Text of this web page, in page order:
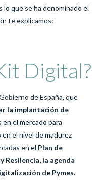
lo que se ha denominado el
te explicamos:
Digital?
de España, que
la implantación de
el mercado para
el nivel de madurez
en el Plan de
Resilencia, la agenda
de Pymes.